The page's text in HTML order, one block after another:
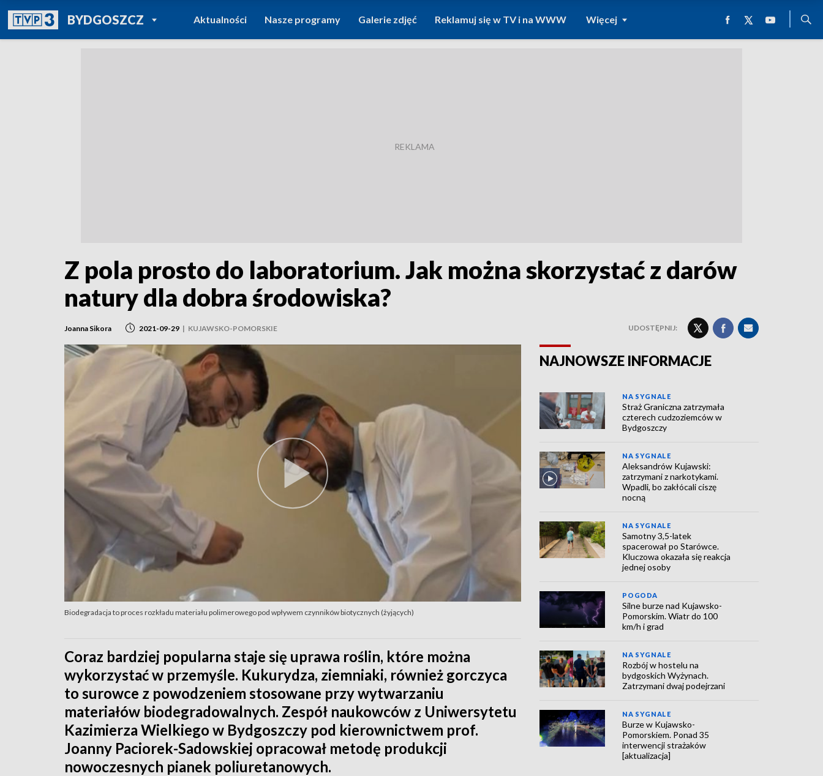
BYDGOSZCZPOWRÓT DO
TVP REGIONY
Aktualności Nasze programy Galerie zdjęć Reklamuj się w TV i na WWW Więcej
Z pola prosto do laboratorium. Jak można skorzystać z darów
natury dla dobra środowiska?
Joanna Sikora 2021-09-29 | KUJAWSKO-POMORSKIE UDOSTĘPNIJ:
Biodegradacja to proces rozkładu materiału polimerowego pod wpływem czynników biotycznych (żyjących)
Coraz bardziej popularna staje się uprawa roślin, które można
wykorzystać w przemyśle. Kukurydza, ziemniaki, również gorczyca
to surowce z powodzeniem stosowane przy wytwarzaniu
materiałów biodegradowalnych. Zespół naukowców z Uniwersytetu
Kazimierza Wielkiego w Bydgoszczy pod kierownictwem prof.
Joanny Paciorek-Sadowskiej opracował metodę produkcji
nowoczesnych pianek poliuretanowych.
NAJNOWSZE INFORMACJE
NA SYGNALE
Straż Graniczna zatrzymała
czterech cudzoziemców w
Bydgoszczy
NA SYGNALE
Aleksandrów Kujawski:
zatrzymani z narkotykami.
Wpadli, bo zakłócali ciszę
nocną
NA SYGNALE
Samotny 3,5-latek
spacerował po Starówce.
Kluczowa okazała się reakcja
jednej osoby
POGODA
Silne burze nad Kujawsko-
Pomorskim. Wiatr do 100
km/h i grad
NA SYGNALE
Rozbój w hostelu na
bydgoskich Wyżynach.
Zatrzymani dwaj podejrzani
NA SYGNALE
Burze w Kujawsko-
Pomorskiem. Ponad 35
interwencji strażaków
[aktualizacja]